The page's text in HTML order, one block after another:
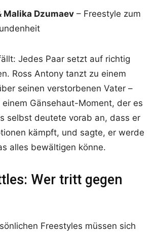
Malika Dzumaev – Freestyle zum
Jedes Paar setzt auf richtig
Ross Antony tanzt zu einem
seinen verstorbenen Vater –
Gänsehaut-Moment, der es
selbst deutete vorab an, dass er
kämpft, und sagte, er werde
alles bewältigen könne.
Wer tritt gegen
Freestyles müssen sich